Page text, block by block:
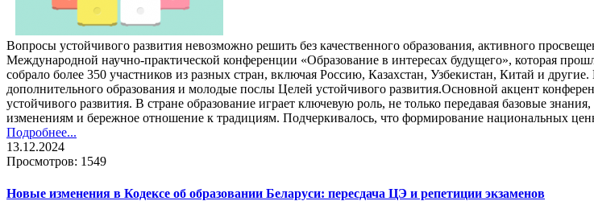
Вопросы устойчивого развития невозможно решить без качественного образования, активного
Международной научно-практической конференции «Образование в интересах будущего», которая
собрало более 350 участников из разных стран, включая Россию, Казахстан, Узбекистан, Китай и
дополнительного образования и молодые послы Целей устойчивого развития.Основной акцент
устойчивого развития. В стране образование играет ключевую роль, не только передавая базовые
изменениям и бережное отношение к традициям. Подчеркивалось, что формирование национальных
Подробнее...
13.12.2024
Просмотров: 1549
Новые изменения в Кодексе об образовании Беларуси: пересдача ЦЭ и репетиции экзаменов